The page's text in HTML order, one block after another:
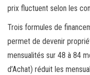
prix fluctuent selon les
Trois formules de
permet de devenir
mensualités sur 48 à 84
d’Achat) réduit les